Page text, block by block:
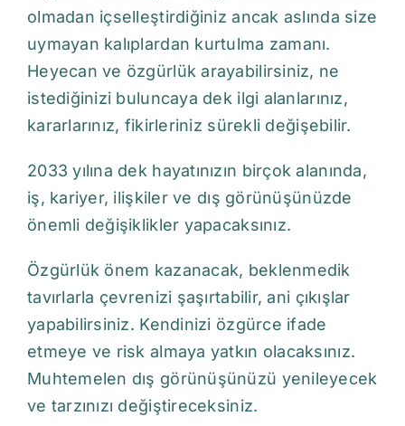
olmadan içselleştirdiğiniz ancak aslında size
uymayan kalıplardan kurtulma zamanı.
Heyecan ve özgürlük arayabilirsiniz, ne
istediğinizi buluncaya dek ilgi alanlarınız,
kararlarınız, fikirleriniz sürekli değişebilir.
2033 yılına dek hayatınızın birçok alanında,
iş, kariyer, ilişkiler ve dış görünüşünüzde
önemli değişiklikler yapacaksınız.
Özgürlük önem kazanacak, beklenmedik
tavırlarla çevrenizi şaşırtabilir, ani çıkışlar
yapabilirsiniz. Kendinizi özgürce ifade
etmeye ve risk almaya yatkın olacaksınız.
Muhtemelen dış görünüşünüzü yenileyecek
ve tarzınızı değiştireceksiniz.